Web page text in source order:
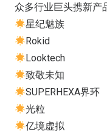
众多行业巨头携新产
星纪魅族
Rokid
Looktech
致敬未知
SUPERHEXA界环
光粒
亿境虚拟